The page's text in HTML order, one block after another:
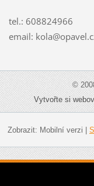
tel.: 608824966
email:
©
Vytvořte si
Zobrazit: Mobilní verzi